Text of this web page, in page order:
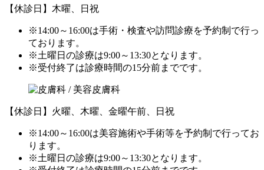
【休診日】木曜、日祝
※14:00～16:00は手術・検査や訪問診療を予約制で行っ
ております。
※土曜日の診療は9:00～13:30となります。
※受付終了は診療時間の15分前までです。
【休診日】火曜、木曜、金曜午前、日祝
※14:00～16:00は美容施術や手術等を予約制で行ってお
ります。
※土曜日の診療は9:00～13:30となります。